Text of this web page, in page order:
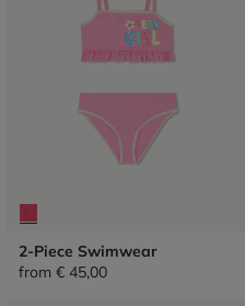
2-Piece Swimwear
from € 45,00